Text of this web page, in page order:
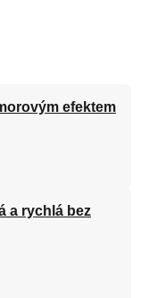
efektem
a rychlá bez